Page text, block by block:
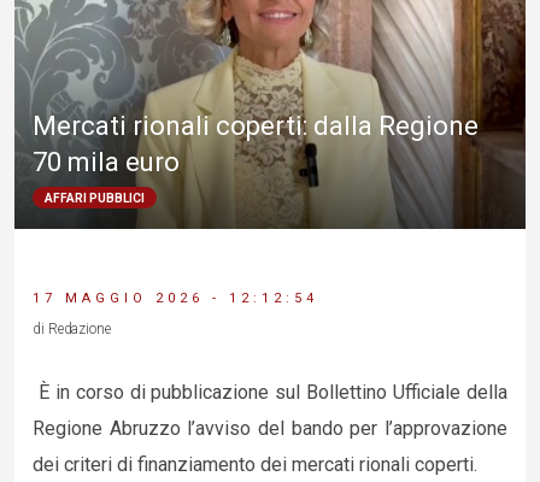
Mercati rionali coperti: dalla Regione
70 mila euro
AFFARI PUBBLICI
17 MAGGIO 2026 - 12:12:54
di Redazione
È in corso di pubblicazione sul Bollettino Ufficiale della
Regione Abruzzo l’avviso del bando per l’approvazione
dei criteri di finanziamento dei mercati rionali coperti.